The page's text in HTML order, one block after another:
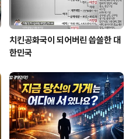
치킨공화국이 되어버린 씁쓸한 대
한민국